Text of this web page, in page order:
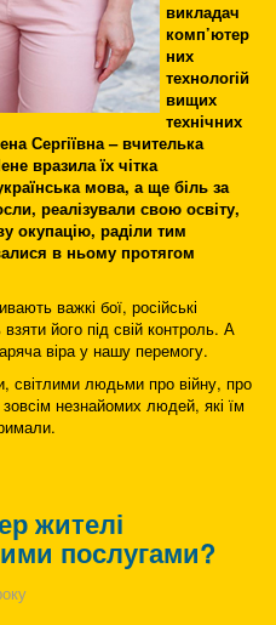
викладач
комп’ютер
них
технологій
вищих
технічних
Сергіївна – вчителька
вразила їх чітка
мова, а ще біль за
реалізували свою освіту,
окупацію, раділи тим
в ньому протягом
важкі бої, російські
його під свій контроль. А
віра у нашу перемогу.
людьми про війну, про
незнайомих людей, які їм
жителі
послугами?